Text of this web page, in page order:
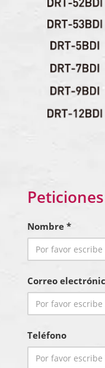
Nombre *
Correo
Teléfono